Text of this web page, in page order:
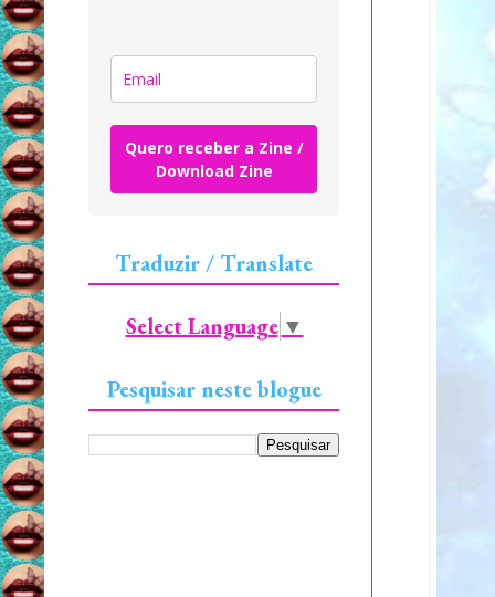
Quero receber a Zine /
Download Zine
Traduzir / Translate
Select Language ▼
Pesquisar neste blogue